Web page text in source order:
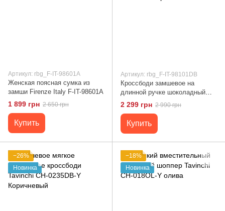
Артикул: rbg_F-IT-98601A
Женская поясная сумка из
замши Firenze Italy F-IT-98601A
1 899 грн 2 650 грн
Купить
Артикул: rbg_F-IT-98101DB
Кроссбоди замшевое на
длинной ручке шоколадный
цвет Firenze Italy F-IT-98101DB
Коричневый
2 299 грн 2 990 грн
Купить
−26%
Новинка
−18%
Новинка